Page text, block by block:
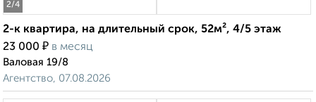
2/4
2-к квартира, на длительный срок, 52м², 4/5 этаж
23 000 ₽ в месяц
Валовая 19/8
Агентство, 07.08.2026